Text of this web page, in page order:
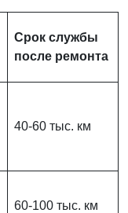
Срок службы
после ремонта
40-60 тыс. км
60-100 тыс. км